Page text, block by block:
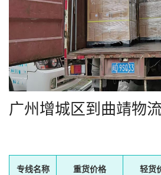
广州增城区到曲靖物
专线名称 重货价格 轻货